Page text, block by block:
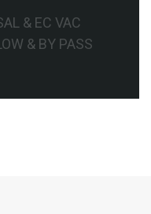
& EC VAC
& BY PASS